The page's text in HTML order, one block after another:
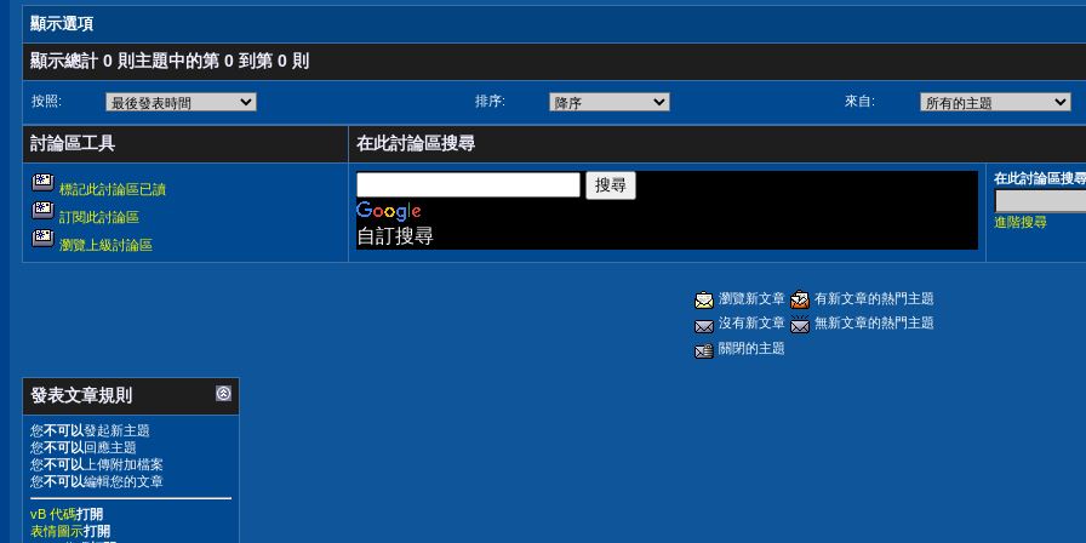
顯示選項
顯示總計 0 則主題中的第 0 到第 0 則
按照: 排序: 來自:
討論區工具 在此討論區搜尋
標記此討論區已讀
訂閱此討論區
瀏覽上級討論區
自訂搜尋
在此討論區搜尋
進階搜尋
瀏覽新文章
有新文章的熱門主題
沒有新文章
無新文章的熱門主題
關閉的主題
發表文章規則
您不可以發起新主題
您不可以回應主題
您不可以 上傳附加檔案
您不可以編輯您的文章
vB 代碼打開
表情圖示打開